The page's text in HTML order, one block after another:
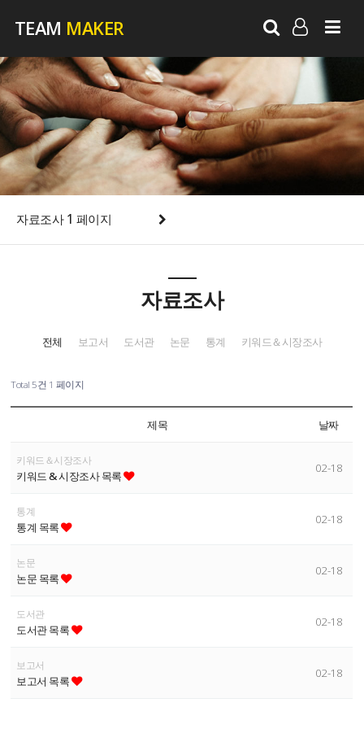
TEAM MAKER
LOG IN
SIGN UP
자료조사 1 페이지
자료조사
전체 보고서 도서관 논문 통계 키워드＆시장조사
Total 5건 1 페이지
제목 날짜
키워드＆시장조사
키워드 & 시장조사 목록
02-18
통계
통계 목록
02-18
논문
논문 목록
02-18
도서관
도서관 목록
02-18
보고서
보고서 목록
02-18